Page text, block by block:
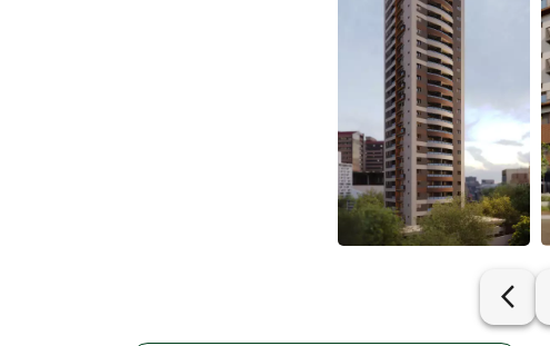
arrow_back_ios_new